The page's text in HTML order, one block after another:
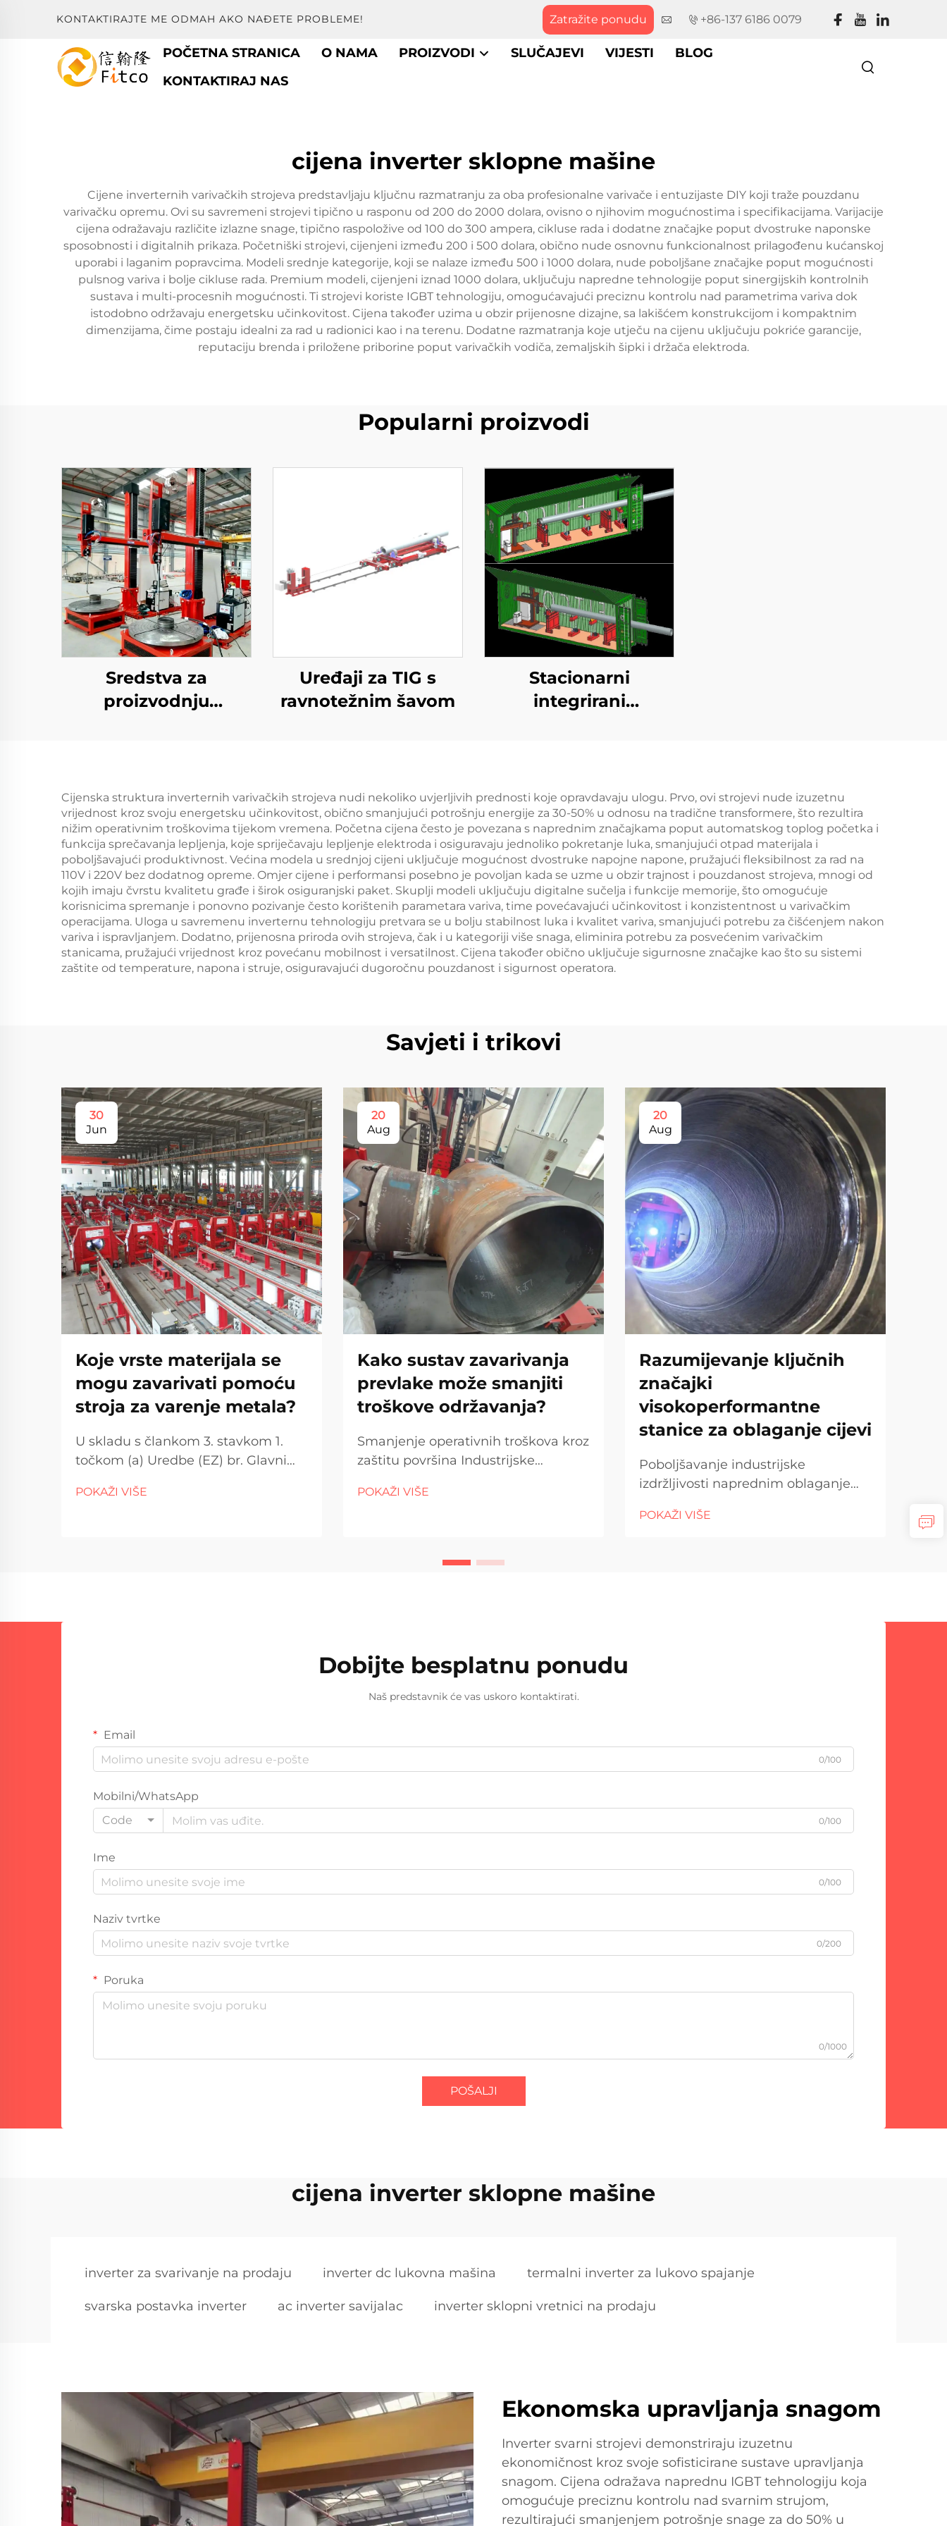
KONTAKTIRAJTE ME ODMAH AKO NAĐETE PROBLEME! Zatražite ponudu +86-137 6186 0079
POČETNA STRANICA O NAMA PROIZVODI SLUČAJEVI VIJESTI
BLOG
KONTAKTIRAJ NAS
cijena inverter sklopne mašine
Cijene inverternih varivačkih strojeva predstavljaju ključnu razmatranju za oba profesionalne varivače i entuzijaste DIY koji traže pouzdanu
varivačku opremu. Ovi su savremeni strojevi tipično u rasponu od 200 do 2000 dolara, ovisno o njihovim mogućnostima i specifikacijama. Varijacije
cijena odražavaju različite izlazne snage, tipično raspoložive od 100 do 300 ampera, cikluse rada i dodatne značajke poput dvostruke naponske
sposobnosti i digitalnih prikaza. Početniški strojevi, cijenjeni između 200 i 500 dolara, obično nude osnovnu funkcionalnost prilagođenu kućanskoj
uporabi i laganim popravcima. Modeli srednje kategorije, koji se nalaze između 500 i 1000 dolara, nude poboljšane značajke poput mogućnosti
pulsnog variva i bolje cikluse rada. Premium modeli, cijenjeni iznad 1000 dolara, uključuju napredne tehnologije poput sinergijskih kontrolnih
sustava i multi-procesnih mogućnosti. Ti strojevi koriste IGBT tehnologiju, omogućavajući preciznu kontrolu nad parametrima variva dok
istodobno održavaju energetsku učinkovitost. Cijena također uzima u obzir prijenosne dizajne, sa lakišćem konstrukcijom i kompaktnim
dimenzijama, čime postaju idealni za rad u radionici kao i na terenu. Dodatne razmatranja koje utječu na cijenu uključuju pokriće garancije,
reputaciju brenda i priložene priborine poput varivačkih vodiča, zemaljskih šipki i držača elektroda.
Popularni proizvodi
Sredstva za
proizvodnju
Uređaji za TIG s
ravnotežnim šavom
Stacionarni
integrirani
Cijenska struktura inverternih varivačkih strojeva nudi nekoliko uvjerljivih prednosti koje opravdavaju ulogu. Prvo, ovi strojevi nude izuzetnu
vrijednost kroz svoju energetsku učinkovitost, obično smanjujući potrošnju energije za 30-50% u odnosu na tradične transformere, što rezultira
nižim operativnim troškovima tijekom vremena. Početna cijena često je povezana s naprednim značajkama poput automatskog toplog početka i
funkcija sprečavanja lepljenja, koje spriječavaju lepljenje elektroda i osiguravaju jednoliko pokretanje luka, smanjujući otpad materijala i
poboljšavajući produktivnost. Većina modela u srednjoj cijeni uključuje mogućnost dvostruke napojne napone, pružajući fleksibilnost za rad na
110V i 220V bez dodatnog opreme. Omjer cijene i performansi posebno je povoljan kada se uzme u obzir trajnost i pouzdanost strojeva, mnogi od
kojih imaju čvrstu kvalitetu građe i širok osiguranjski paket. Skuplji modeli uključuju digitalne sučelja i funkcije memorije, što omogućuje
korisnicima spremanje i ponovno pozivanje često korištenih parametara variva, time povećavajući učinkovitost i konzistentnost u varivačkim
operacijama. Uloga u savremenu inverternu tehnologiju pretvara se u bolju stabilnost luka i kvalitet variva, smanjujući potrebu za čišćenjem nakon
variva i ispravljanjem. Dodatno, prijenosna priroda ovih strojeva, čak i u kategoriji više snaga, eliminira potrebu za posvećenim varivačkim
stanicama, pružajući vrijednost kroz povećanu mobilnost i versatilnost. Cijena također obično uključuje sigurnosne značajke kao što su sistemi
zaštite od temperature, napona i struje, osiguravajući dugoročnu pouzdanost i sigurnost operatora.
Savjeti i trikovi
30
Jun
Koje vrste materijala se
mogu zavarivati pomoću
stroja za varenje metala?
U skladu s člankom 3. stavkom 1.
točkom (a) Uredbe (EZ) br. Glavni
drugih i dobro radi u...
POKAŽI VIŠE
20
Aug
Kako sustav zavarivanja
prevlake može smanjiti
troškove održavanja?
Smanjenje operativnih troškova kroz
zaštitu površina Industrijske
izazova trošenja, korozije i
POKAŽI VIŠE
20
Aug
Razumijevanje ključnih
značajki
visokoperformantne
stanice za oblaganje cijevi
Poboljšavanje industrijske
izdržljivosti naprednim oblaganjem
velikoj mjeri ovisi o pouzdanoj
POKAŽI VIŠE
Dobijte besplatnu ponudu
Naš predstavnik će vas uskoro kontaktirati.
Email
0/100
Mobilni/WhatsApp
Code
0/100
Ime
0/100
Naziv tvrtke
0/200
Poruka
0/1000
POŠALJI
cijena inverter sklopne mašine
inverter za svarivanje na prodaju inverter dc lukovna mašina termalni inverter za lukovo spajanje
svarska postavka inverter ac inverter savijalac inverter sklopni vretnici na prodaju
Ekonomska upravljanja snagom
Inverter svarni strojevi demonstriraju izuzetnu
ekonomičnost kroz svoje sofisticirane sustave upravljanja
snagom. Cijena odražava naprednu IGBT tehnologiju koja
omogućuje preciznu kontrolu nad svarnim strujom,
rezultirajući smanjenjem potrošnje snage za do 50% u